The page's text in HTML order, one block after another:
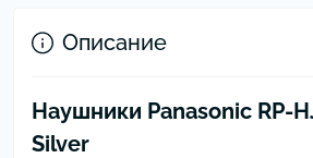
Описание
Наушники Panasonic RP-
Silver